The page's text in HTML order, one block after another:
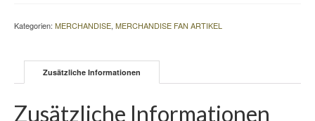
Kategorien: MERCHANDISE, MERCHANDISE FAN ARTIKEL
Zusätzliche Informationen
Zusätzliche Informationen